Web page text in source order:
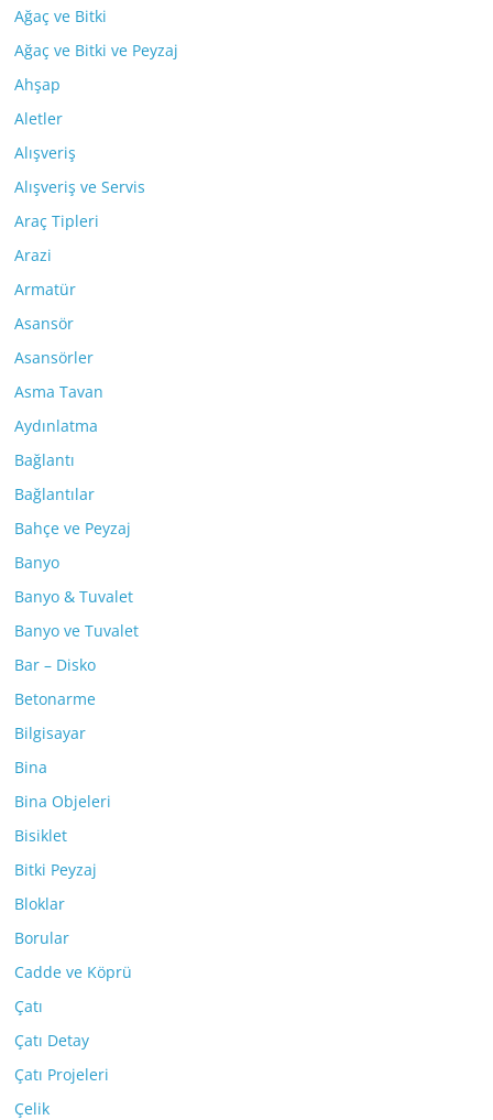
Ağaç ve Bitki
Ağaç ve Bitki ve Peyzaj
Ahşap
Aletler
Alışveriş
Alışveriş ve Servis
Araç Tipleri
Arazi
Armatür
Asansör
Asansörler
Asma Tavan
Aydınlatma
Bağlantı
Bağlantılar
Bahçe ve Peyzaj
Banyo
Banyo & Tuvalet
Banyo ve Tuvalet
Bar – Disko
Betonarme
Bilgisayar
Bina
Bina Objeleri
Bisiklet
Bitki Peyzaj
Bloklar
Borular
Cadde ve Köprü
Çatı
Çatı Detay
Çatı Projeleri
Çelik